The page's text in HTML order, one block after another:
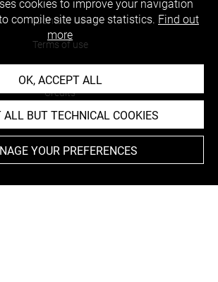
Contact Us
Terms of use
Cookies
Credits
: non compliant
cookies to improve your navigation
compile site usage statistics. Find out
more
OK, ACCEPT ALL
ALL BUT TECHNICAL COOKIES
YOUR PREFERENCES